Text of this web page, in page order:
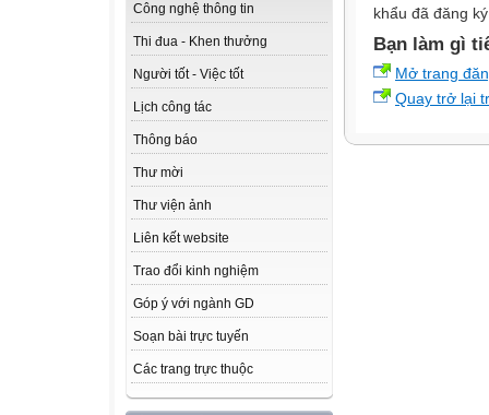
Công nghệ thông tin
Thi đua - Khen thưởng
Người tốt - Việc tốt
Lịch công tác
Thông báo
Thư mời
Thư viện ảnh
Liên kết website
Trao đổi kinh nghiệm
Góp ý với ngành GD
Soạn bài trực tuyến
Các trang trực thuộc
khẩu đã đăng
Bạn làm gì
Mở trang
Quay trở lại